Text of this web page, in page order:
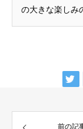
の大きな楽しみ
前の記